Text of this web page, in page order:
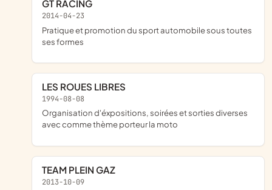
GT RACING
2014-04-23
pratique et promotion du sport automobile sous toutes
ses formes
LES ROUES LIBRES
1994-08-08
organisation d'éxpositions, soirées et sorties diverses
avec comme thème porteur la moto
TEAM PLEIN GAZ
2013-10-09